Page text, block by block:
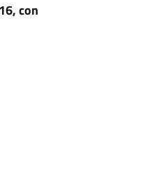
con